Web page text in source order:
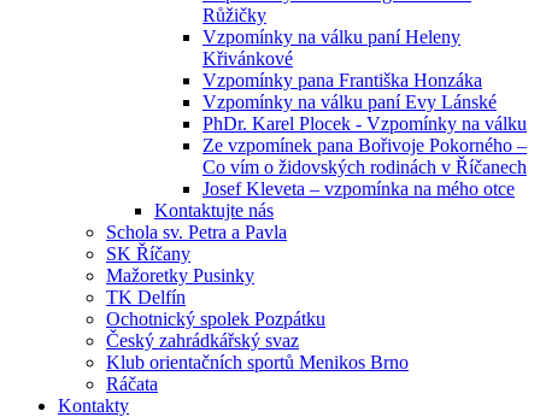
Růžičky
Vzpomínky na válku paní Heleny
Křivánkové
Vzpomínky pana Františka Honzáka
Vzpomínky na válku paní Evy Lánské
PhDr. Karel Plocek - Vzpomínky na válku
Ze vzpomínek pana Bořivoje Pokorného –
Co vím o židovských rodinách v Říčanech
Josef Kleveta – vzpomínka na mého otce
Kontaktujte nás
Schola sv. Petra a Pavla
SK Říčany
Mažoretky Pusinky
TK Delfín
Ochotnický spolek Pozpátku
Český zahrádkářský svaz
Klub orientačních sportů Menikos Brno
Ráčata
Kontakty